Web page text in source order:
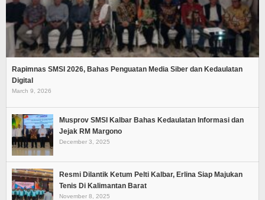
Rapimnas SMSI 2026, Bahas Penguatan Media Siber dan Kedaulatan
Digital
March 9, 2026
Musprov SMSI Kalbar Bahas Kedaulatan Informasi dan
Jejak RM Margono
December 3, 2025
Resmi Dilantik Ketum Pelti Kalbar, Erlina Siap Majukan
Tenis Di Kalimantan Barat
November 8, 2025